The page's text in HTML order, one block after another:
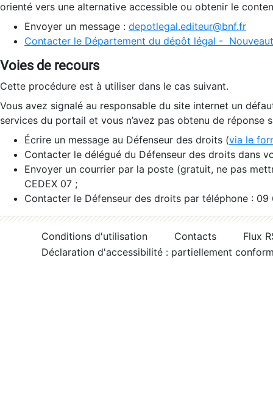
orienté vers une alternative accessible ou obtenir le
Envoyer un message : depotlegal.editeur@bnf.fr
Contacter le Département du dépôt légal -
Voies de recours
Cette procédure est à utiliser dans le cas suivant.
Vous avez signalé au responsable du site internet un
services du portail et vous n’avez pas obtenu de réponse
Écrire un message au Défenseur des droits (via le
Contacter le délégué du Défenseur des droits dans
Envoyer un courrier par la poste (gratuit, ne pas
CEDEX 07 ;
Contacter le Défenseur des droits par téléphone :
Conditions d'utilisation Contacts
Flux
Déclaration d'accessibilité : partiellement